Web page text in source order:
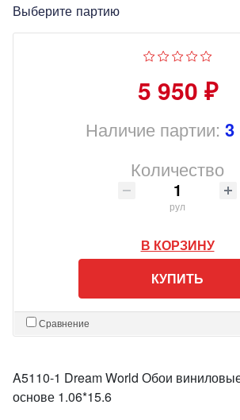
Выберите партию
5 950 ₽
Наличие партии: 3
Количество
рул
В КОРЗИНУ
КУПИТЬ
Сравнение
A5110-1 Dream World Обои
основе 1.06*15.6